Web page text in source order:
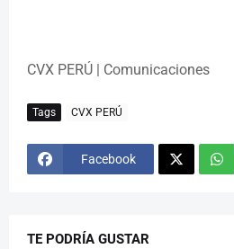
CVX PERÚ | Comunicaciones
Tags CVX PERÚ
Facebook
TE PODRÍA GUSTAR